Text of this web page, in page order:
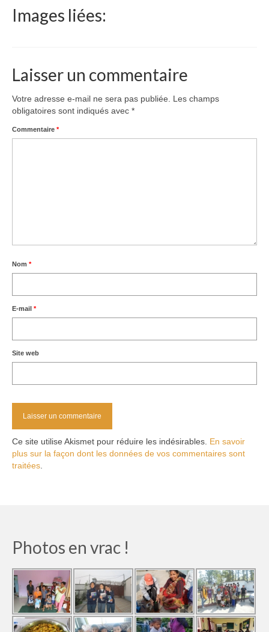
Images liées:
Laisser un commentaire
Votre adresse e-mail ne sera pas publiée.
Les champs
obligatoires sont indiqués avec *
Commentaire *
Nom *
E-mail *
Site web
Ce site utilise Akismet pour réduire les indésirables. En savoir
plus sur la façon dont les données de vos commentaires sont
traitées
Photos en vrac !